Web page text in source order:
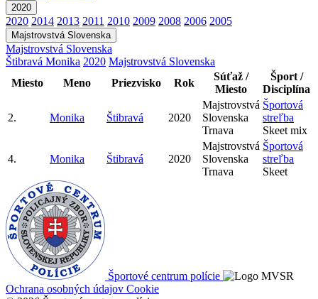
2020
2020 2014 2013 2011 2010 2009 2008 2006 2005
Majstrovstvá Slovenska
Majstrovstvá Slovenska
Štibravá Monika 2020 Majstrovstvá Slovenska
Miesto
Meno Priezvisko Rok
Súťaž /
Miesto
Šport /
Disciplína
2. Monika Štibravá 2020
Majstrovstvá
Slovenska
Trnava
Športová
streľba
Skeet mix
4. Monika Štibravá 2020
Majstrovstvá
Slovenska
Trnava
Športová
streľba
Skeet
Športové centrum polície
Ochrana osobných údajov Cookie